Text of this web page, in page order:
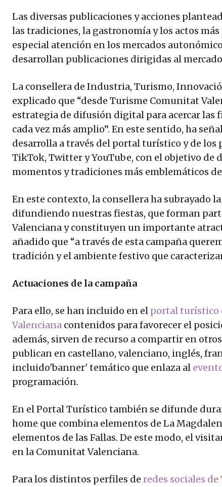
Las diversas publicaciones y acciones
las tradiciones, la gastronomía y los actos
especial atención en los mercados
desarrollan publicaciones dirigidas al
La consellera de Industria, Turismo,
explicado que “desde Turisme Comunitat
estrategia de difusión digital para acercar las
cada vez más amplio”. En este sentido, ha
desarrolla a través del portal turístico y de los
TikTok, Twitter y YouTube, con el objetivo de
momentos y tradiciones más emblemáticos de
En este contexto, la consellera ha subrayado
difundiendo nuestras fiestas, que forman
Valenciana y constituyen un importante
añadido que “a través de esta campaña
tradición y el ambiente festivo que
Actuaciones de la campaña
Para ello, se han incluido en el portal turístico
Valenciana contenidos para favorecer el
además, sirven de recurso a compartir en
publican en castellano, valenciano, inglés,
incluido'banner' temático que enlaza al
programación.
En el Portal Turístico también se difunde
home que combina elementos de La
elementos de las Fallas. De este modo, el
en la Comunitat Valenciana.
Para los distintos perfiles de redes sociales